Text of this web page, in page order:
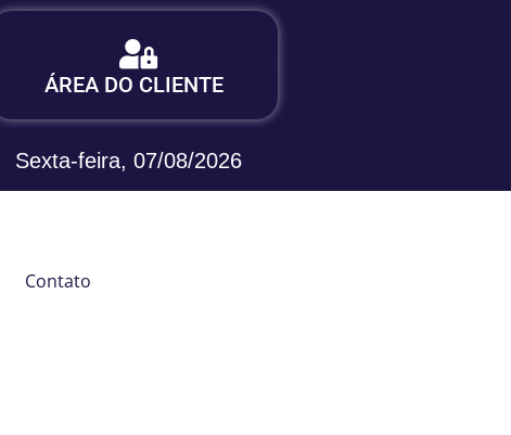
ÁREA DO CLIENTE
Login:
Área do Cliente - Sieg
Sexta-feira, 07/08/2026
Contato